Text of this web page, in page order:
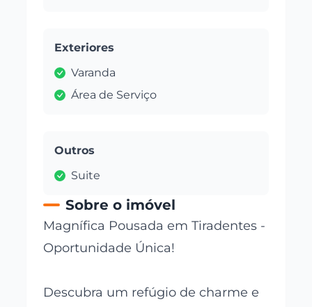
Exteriores
Varanda
Área de Serviço
Outros
Suite
Sobre o imóvel
Magnífica Pousada em Tiradentes -
Oportunidade Única!
Descubra um refúgio de charme e